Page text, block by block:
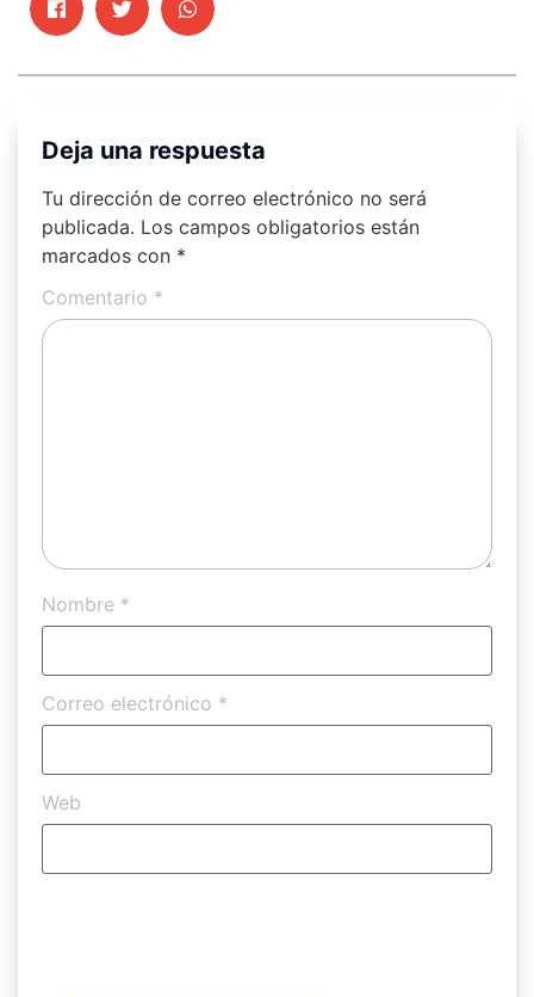
Deja una respuesta
Tu dirección de correo electrónico no será
publicada. Los campos obligatorios están
marcados con *
Comentario *
Nombre *
Correo electrónico *
Web